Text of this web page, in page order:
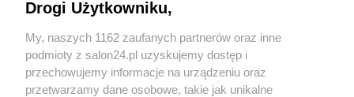
Sport
Społeczeństwo
Drogi Użytkowniku,
My, naszych 1162 zaufanych partnerów oraz inne
podmioty z salon24.pl uzyskujemy dostęp i
przechowujemy informacje na urządzeniu oraz
przetwarzamy dane osobowe, takie jak unikalne